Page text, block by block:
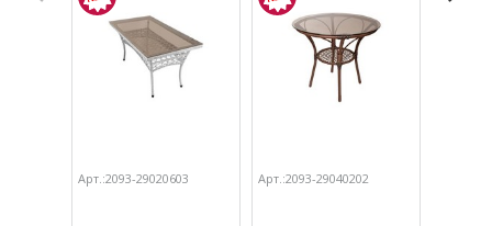
Арт.:2093-29020603 Арт.:2093-29040202